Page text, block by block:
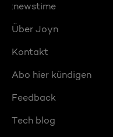
:newstime
Über Joyn
Kontakt
Abo hier kündigen
Feedback
Tech blog